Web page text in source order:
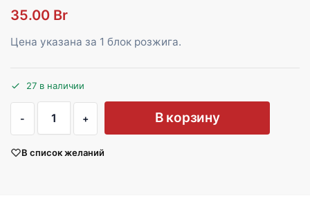
35.00 Br
Цена указана за 1 блок розжига.
27 в наличии
В корзину
В список желаний